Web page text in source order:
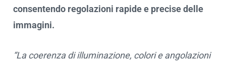
consentendo regolazioni rapide e precise delle
immagini.
“La coerenza di illuminazione, colori e angolazioni